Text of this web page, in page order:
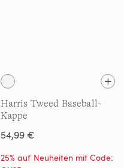
Harris Tweed Baseball-
Kappe
54,99 €
25% auf Neuheiten mit Code: